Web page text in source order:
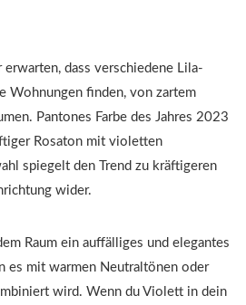
dass verschiedene Lila-
Wohnungen finden, von zartem
Pantones Farbe des Jahres 2023
Rosaton mit violetten
spiegelt den Trend zu kräftigeren
wider.
Raum ein auffälliges und elegantes
es mit warmen Neutraltönen oder
wird. Wenn du Violett in dein